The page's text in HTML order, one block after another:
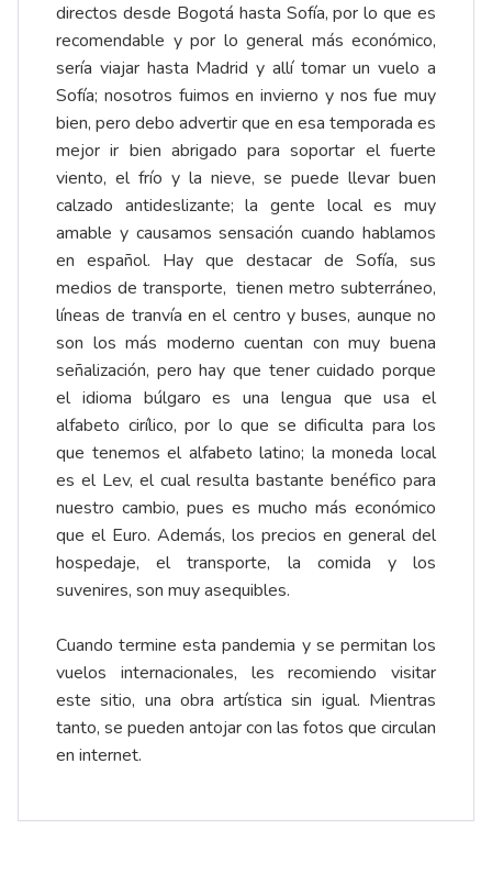
directos desde Bogotá hasta Sofía, por lo que es
recomendable y por lo general más económico,
sería viajar hasta Madrid y allí tomar un vuelo a
Sofía; nosotros fuimos en invierno y nos fue muy
bien, pero debo advertir que en esa temporada es
mejor ir bien abrigado para soportar el fuerte
viento, el frío y la nieve, se puede llevar buen
calzado antideslizante; la gente local es muy
amable y causamos sensación cuando hablamos
en español. Hay que destacar de Sofía, sus
medios de transporte, tienen metro subterráneo,
líneas de tranvía en el centro y buses, aunque no
son los más moderno cuentan con muy buena
señalización, pero hay que tener cuidado porque
el idioma búlgaro es una lengua que usa el
alfabeto cirílico, por lo que se dificulta para los
que tenemos el alfabeto latino; la moneda local
es el Lev, el cual resulta bastante benéfico para
nuestro cambio, pues es mucho más económico
que el Euro. Además, los precios en general del
hospedaje, el transporte, la comida y los
suvenires, son muy asequibles.
Cuando termine esta pandemia y se permitan los
vuelos internacionales, les recomiendo visitar
este sitio, una obra artística sin igual. Mientras
tanto, se pueden antojar con las fotos que circulan
en internet.